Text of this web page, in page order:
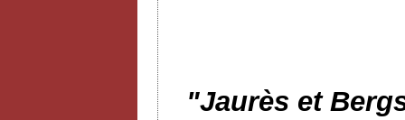
"Jaurès et